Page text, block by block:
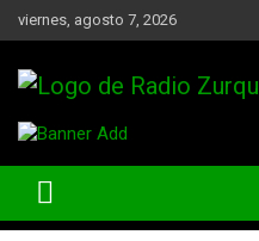
Skip
to
viernes, agosto 7, 2026
Radio Zurqui